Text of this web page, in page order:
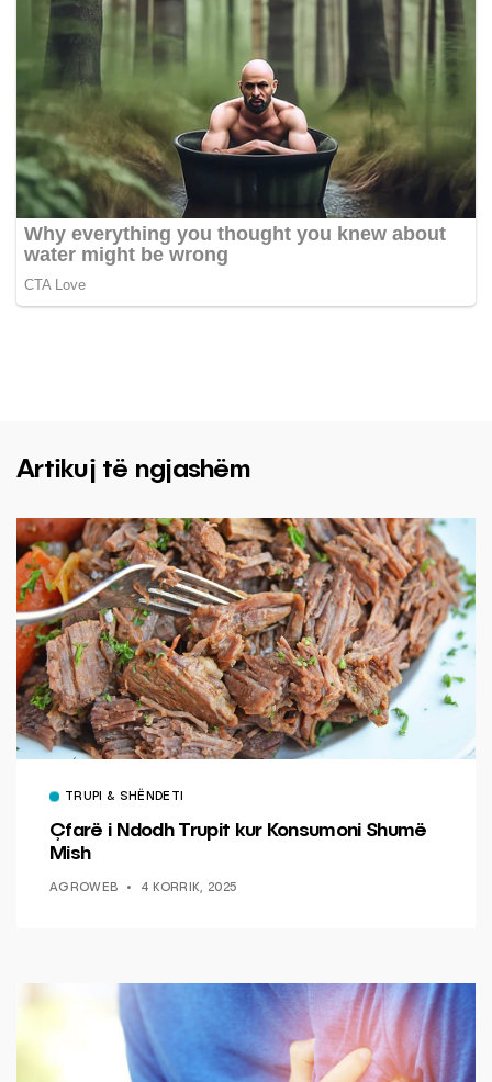
Artikuj të ngjashëm
TRUPI & SHËNDETI
Çfarë i Ndodh Trupit kur Konsumoni Shumë
Mish
AGROWEB 4 KORRIK, 2025